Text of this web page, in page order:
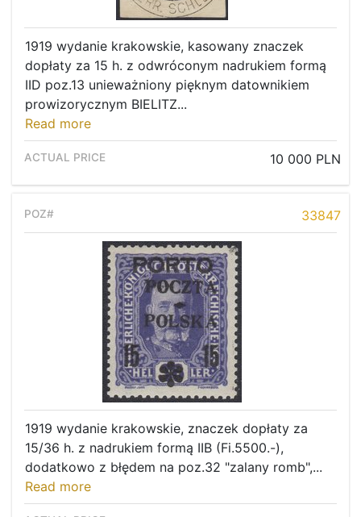
1919 wydanie krakowskie, kasowany znaczek
dopłaty za 15 h. z odwróconym nadrukiem formą
IID poz.13 unieważniony pięknym datownikiem
prowizorycznym BIELITZ...
Read more
10 000 PLN
33847
1919 wydanie krakowskie, znaczek dopłaty za
15/36 h. z nadrukiem formą IIB (Fi.5500.-),
dodatkowo z błędem na poz.32 "zalany romb",...
Read more